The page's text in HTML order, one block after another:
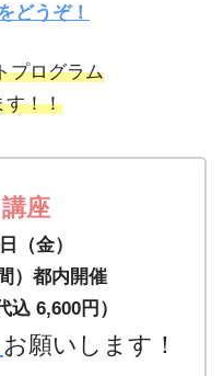
どうぞ！
プログラム
す！！
講座
（金）
）都内開催
6,600円）
お願いします！